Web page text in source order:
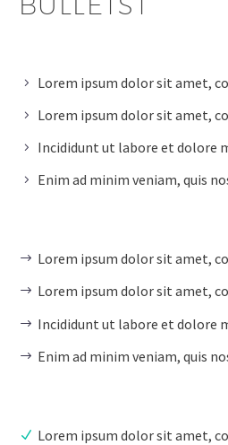
Lorem ipsum dolor sit amet,
Lorem ipsum dolor sit amet,
Incididunt ut labore et dolore
Enim ad minim veniam, quis
Lorem ipsum dolor sit amet,
Lorem ipsum dolor sit amet,
Incididunt ut labore et dolore
Enim ad minim veniam, quis
Lorem ipsum dolor sit amet,